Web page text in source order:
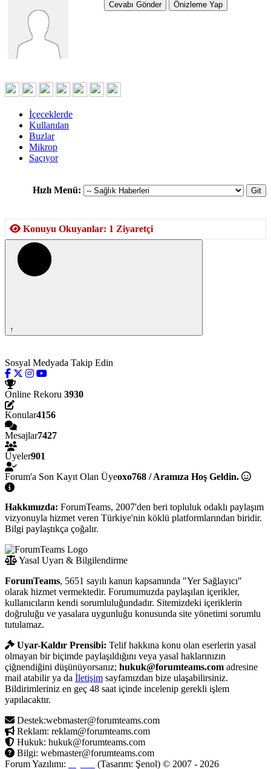
İçeceklerde
Kullanılan
Buzlar
Mikrop
Saçıyor
Hızlı Menü:
Konuyu Okuyanlar: 1 Ziyaretçi
↑
Sosyal Medyada Takip Edin
Online Rekoru 3930
Konular4156
Mesajlar7427
Üyeler901
Forum'a Son Kayıt Olan Üyeoxo768 / Aramıza Hoş Geldin.
Hakkımızda: ForumTeams, 2007'den beri topluluk odaklı paylaşım
vizyonuyla hizmet veren Türkiye'nin köklü platformlarından biridir.
Bilgi paylaştıkça çoğalır.
Yasal Uyarı & Bilgilendirme
ForumTeams, 5651 sayılı kanun kapsamında "Yer Sağlayıcı"
olarak hizmet vermektedir. Forumumuzda paylaşılan içerikler,
kullanıcıların kendi sorumluluğundadır. Sitemizdeki içeriklerin
doğruluğu ve yasalara uygunluğu konusunda site yönetimi sorumlu
tutulamaz.
Uyar-Kaldır Prensibi: Telif hakkına konu olan eserlerin yasal
olmayan bir biçimde paylaşıldığını veya yasal haklarınızın
çiğnendiğini düşünüyorsanız; hukuk@forumteams.com adresine
mail atabilir ya da İletişim sayfamızdan bize ulaşabilirsiniz.
Bildirimleriniz en geç 48 saat içinde incelenip gerekli işlem
yapılacaktır.
Destek:webmaster@forumteams.com
Reklam: reklam@forumteams.com
Hukuk: hukuk@forumteams.com
Bilgi: webmaster@forumteams.com
Forum Yazılımı:
(Tasarım: Şenol) © 2007 - 2026